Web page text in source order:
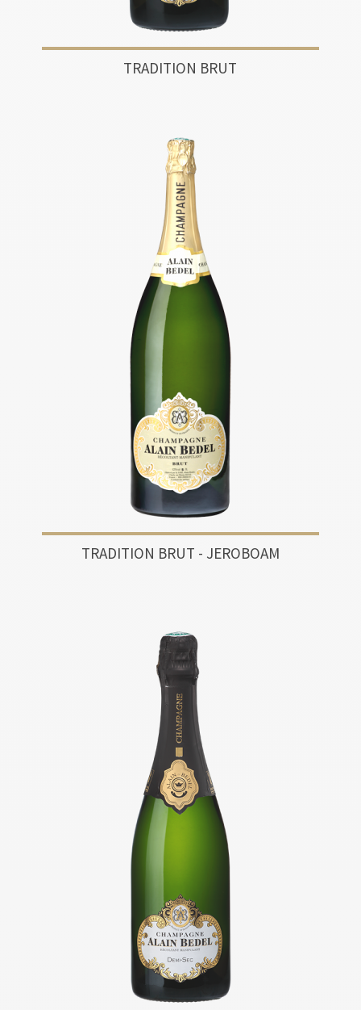
TRADITION BRUT
TRADITION BRUT - JEROBOAM